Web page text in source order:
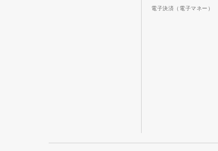
電子決済（電子マネー）